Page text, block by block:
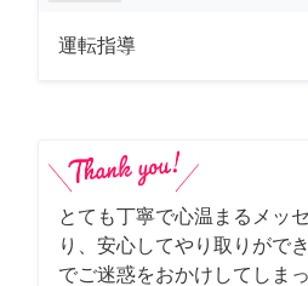
運転指導
とても丁寧で心温まるメッ
り、安心してやり取りがで
でご迷惑をおかけしてしま